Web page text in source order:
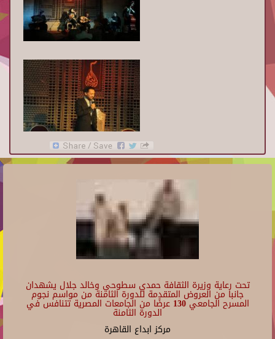
تحت رعاية وزيرة الثقافة حمدي سطوحي وخالد جلال يشهدان
جانبا من العروض المتقدمة للدورة الثامنة من مواسم نجوم
المسرح الجامعي 130 عرضًا من الجامعات المصرية تتنافس في
الدورة الثامنة
مركز ابداع القاهرة